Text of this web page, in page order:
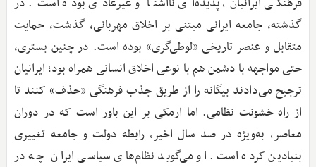
گذشته، جامعه ایرانی مبتنی بر اخلاق مهربانی، گذشت، حمایت
متقابل و عنصر تاریخی «لوطی‌گری» بوده است. در چنین بستری،
حتی مواجهه با دشمن هم با نوعی اخلاق انسانی همراه بود؛ ایرانیان
ترجیح می‌دادند بیگانه را از طریق جذب فرهنگی «حذف» کنند تا
از راه خشونت نظامی. اما ارمکی بر این باور است که در دوران
معاصر، به‌ویژه در ‌صد سال اخیر، رابطه دولت و جامعه تغییری
بنیادین کرده است. او می‌گوید نظام‌های سیاسی ایران -چه در